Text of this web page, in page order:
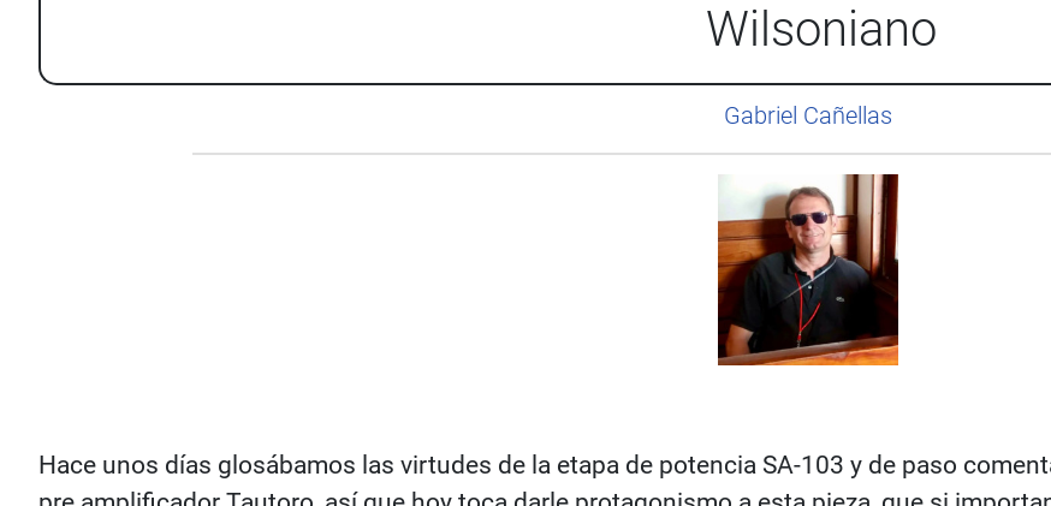
Wilsoniano
Gabriel Cañellas
Hace unos días glosábamos las virtudes de la etapa de potencia SA-103 y de paso